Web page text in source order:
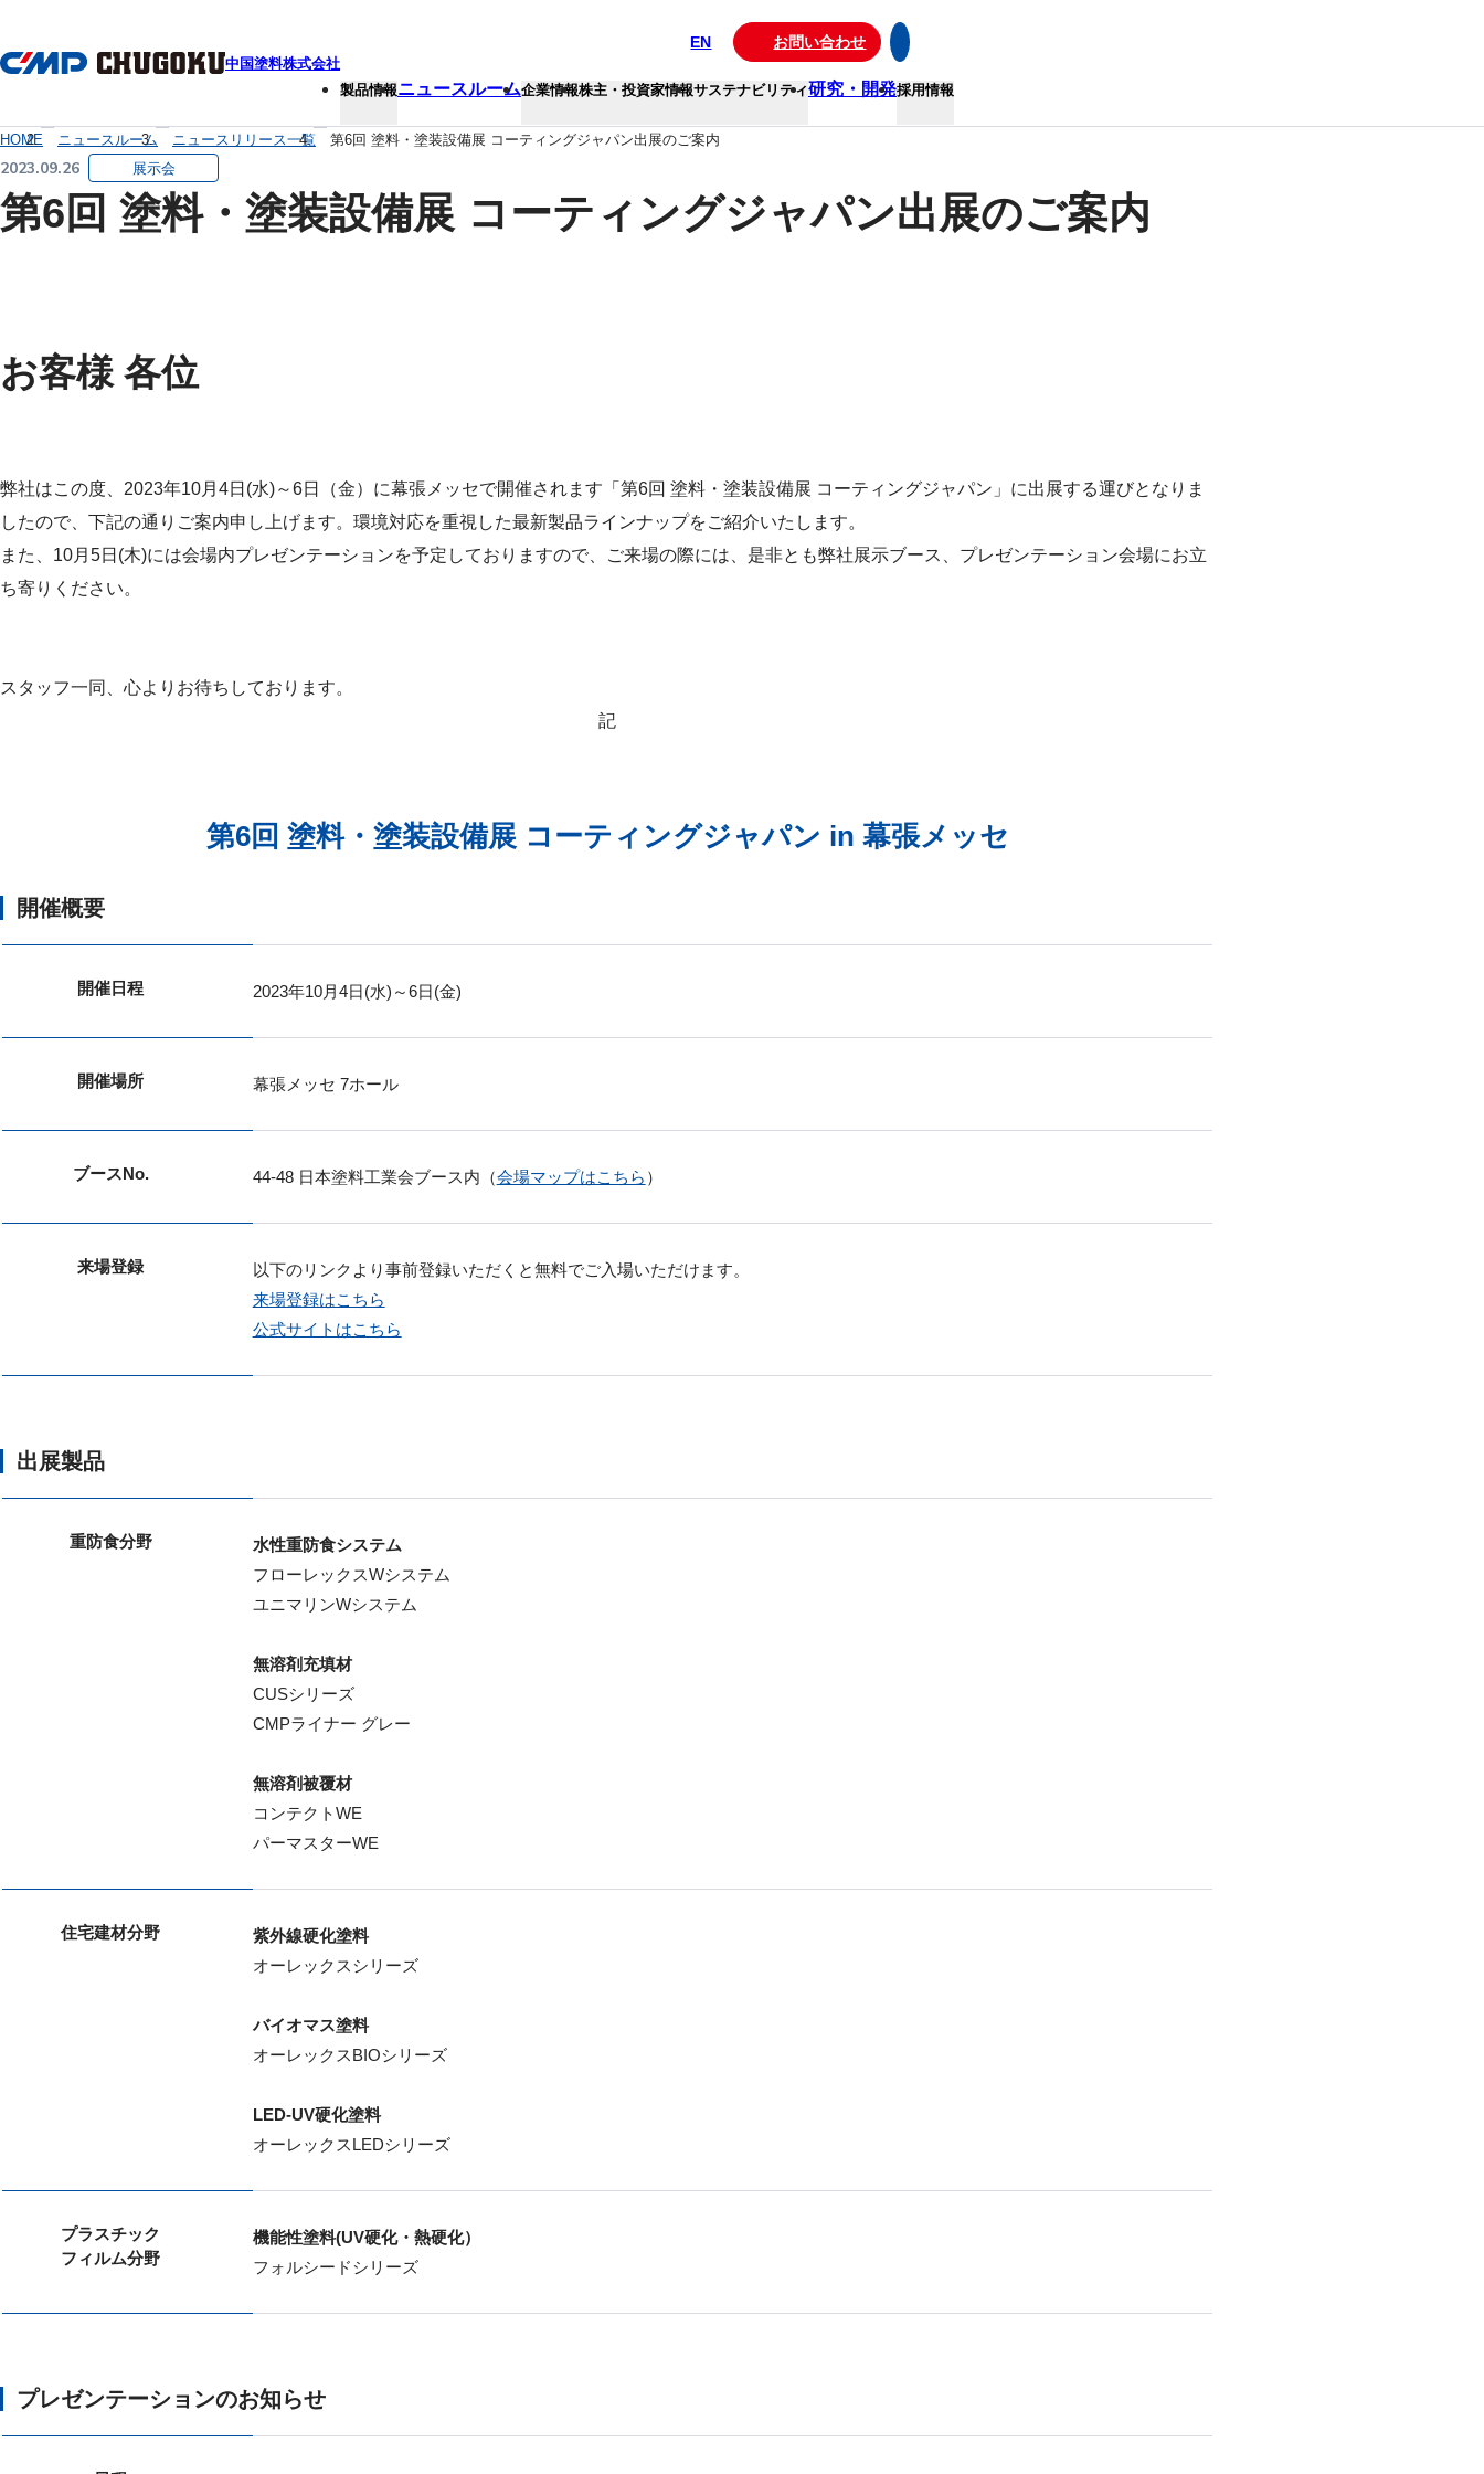
中国塗料株式会社
EN お問い合わせ
製品情報ニュースルーム企業情報株主・投資家情報サステナビリティ研究・開発採用情報
HOME ニュースルーム ニュースリリース一覧 第6回 塗料・塗装設備展 コーティングジャパン出展のご案内
2023.09.26 展示会
第6回 塗料・塗装設備展 コーティングジャパン出展のご案内
お客様 各位
弊社はこの度、2023年10月4日(水)～6日（金）に幕張メッセで開催されます「第6回 塗料・塗装設備展 コーティングジャパン」に出展する運びとなりま
したので、下記の通りご案内申し上げます。環境対応を重視した最新製品ラインナップをご紹介いたします。
また、10月5日(木)には会場内プレゼンテーションを予定しておりますので、ご来場の際には、是非とも弊社展示ブース、プレゼンテーション会場にお立
ち寄りください。
スタッフ一同、心よりお待ちしております。
記
第6回 塗料・塗装設備展 コーティングジャパン in 幕張メッセ
開催概要
開催日程 2023年10月4日(水)～6日(金)
開催場所 幕張メッセ 7ホール
ブースNo. 44-48 日本塗料工業会ブース内（会場マップはこちら ）
来場登録
以下のリンクより事前登録いただくと無料でご入場いただけます。
来場登録はこちら
公式サイトはこちら
出展製品
重防食分野
水性重防食システム
フローレックスWシステム
ユニマリンWシステム
無溶剤充填材
CUSシリーズ
CMPライナー グレー
無溶剤被覆材
コンテクトWE
パーマスターWE
住宅建材分野
紫外線硬化塗料
オーレックスシリーズ
バイオマス塗料
オーレックスBIOシリーズ
LED-UV硬化塗料
オーレックスLEDシリーズ
プラスチック
フィルム分野
機能性塗料(UV硬化・熱硬化）
フォルシードシリーズ
プレゼンテーションのお知らせ